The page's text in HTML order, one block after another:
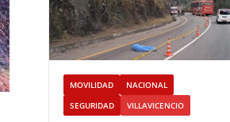
MOVILIDAD
NACIONAL
SEGURIDAD
VILLAVICENCIO